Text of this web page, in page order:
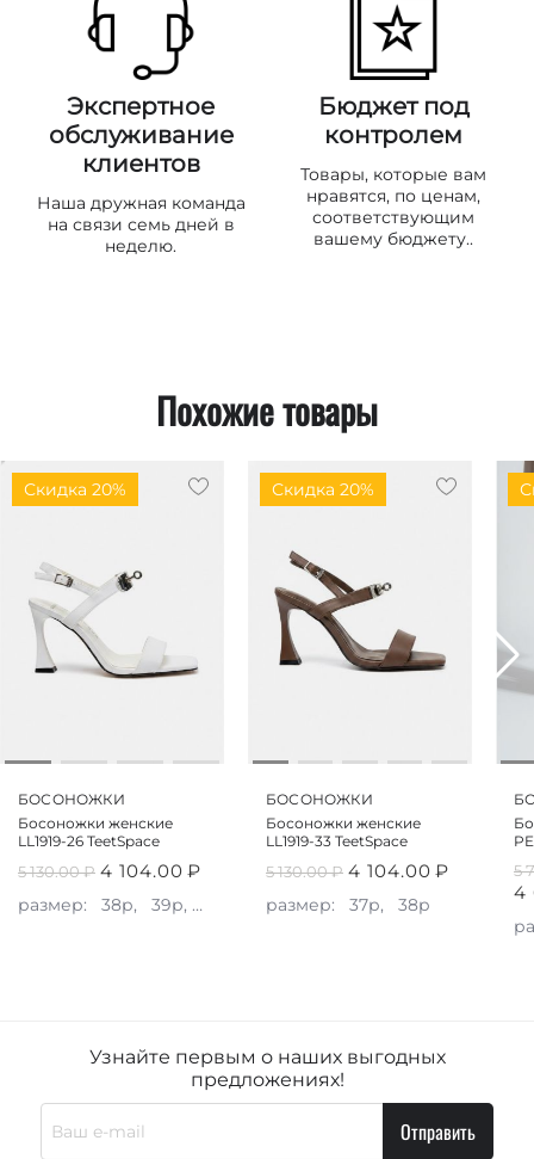
Экспертное
обслуживание
клиентов
Наша дружная команда
на связи семь дней в
неделю.
Бюджет под
контролем
Товары, которые вам
нравятся, по ценам,
соответствующим
вашему бюджету..
Похожие товары
Скидка 20%
БОСОНОЖКИ
Босоножки женские
LL1919-26 TeetSpace
5 130.00₽ 4 104.00 ₽
размер: 38р, 39р, 40р
Скидка 20%
БОСОНОЖКИ
Босоножки женские
LL1919-33 TeetSpace
5 130.00₽ 4 104.00 ₽
размер: 37р, 38р
5
4
Узнайте первым о наших выгодных
предложениях!
Отправить